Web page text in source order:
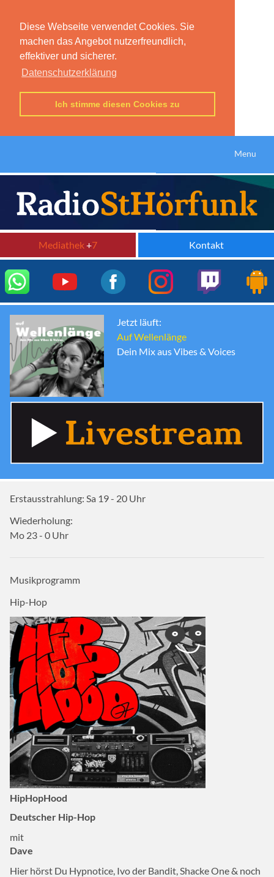
Diese Webseite verwendet Cookies. Sie
machen das Angebot nutzerfreundlich,
effektiver und sicherer.
Datenschutzerklärung
Ich stimme diesen Cookies zu
Menu
Mediathek+7 Kontakt
Jetzt läuft:
Auf Wellenlänge
Dein Mix aus Vibes & Voices
Erstausstrahlung: Sa 19 - 20 Uhr
Wiederholung:
Mo 23 - 0 Uhr
Musikprogramm
Hip-Hop
HipHopHood
Deutscher Hip-Hop
mit
Dave
Hier hörst Du Hypnotice, Ivo der Bandit, Shacke One & noch